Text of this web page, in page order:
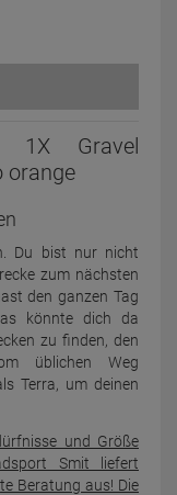
1X Gravel
orange
Du bist nur nicht
zum nächsten
den ganzen Tag
könnte dich da
zu finden, den
üblichen Weg
Terra, um deinen
und Größe
Smit liefert
Beratung aus! Die